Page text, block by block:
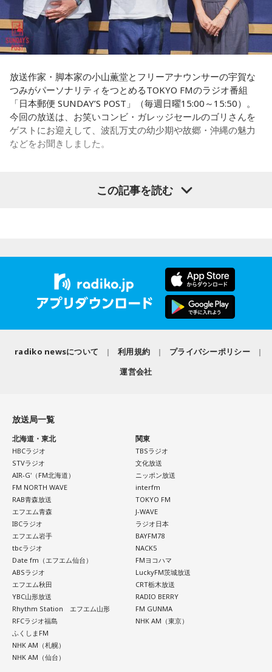
りも発言力がある人です」
長野「はい」
常井 「中には、かつての野中広務さんや森山𥙿さんのように
50を過ぎてから国政に進んだドンもいる。ではどういった状
況がそろうとドンが生まれるか。第1の条件は、圧倒的な他薦
です。藏内さんって県議10期。40年近く県議会にいるわけで
す」
「どの知事、どの県庁幹部よりも古株になります。議会
人、教職員、警察署員といった地方公務員の人事にも影響力
を発揮することがあります」
長野「はい」
「人事の季節になるとドンの自宅に行列ができる、と言
われるんですね。別の地域で聴いた話ですが、ドンの家に入
そのままスーッと返す。返された側は帰りがけ、広いお庭の
中にあるお社に両手を合わせ、賽銭箱に封筒を置いていく、
と。こういう逸話がまことしやかに語られること自体が、ド
ンの権力を大きくしているんですね。直接、命令しなくても
周りが勝手に忖度して動く、というのがドンの世界です」
長野「こういうドンが全国にいる、というわけですね」
常井「福岡って大物議員がたくさんいました。その中で藏内
さんはどういう位置づけか。麻生さん、武田さん、かつては
古賀誠さん、山崎拓さん、村上正邦さん、といった方も。大
物が同じ県内にたくさんいることが、ドンを生み出す第2の条
件です」
長野「はい」
放送作家・脚本家の小山薫堂とフリーアナウンサーの宇賀な
つみがパーソナリティをつとめるTOKYO FMのラジオ番組
「日本郵便 SUNDAY’S POST」（毎週日曜15:00～15:50）。
今回の放送は、お笑いコンビ・ガレッジセールのゴリさんを
ゲストにお迎えして、波乱万丈の幼少期や故郷・沖縄の魅力
などをお聞きしました。
（左から）パーソナリティの小山薫堂、ゴリさん、宇賀なつ
ゴリさんは、1972年沖縄県那覇市生まれ。沖縄の本土復帰か
らわずか1週間後に生まれた“復帰っ子”です。1995年に中学時
代の同級生・川田広樹さんとガレッジセールを結成し、バラ
エティ番組などで人気を集めました。2006年からは映画監督
督協会新人賞を受賞しました。また、「おきなわ新喜劇」の
沖縄の魅力を発信し続けています。
われている」と話すゴリさん。両親からは、復帰直後の沖縄
ちました。なかでも「『円になったほうがお金が減る』と文
句を言っていた」というエピソードは、当時ならではの出来
事として印象に残っているそうです。
小学生の頃に、「旅行に行こう」と言われて沖縄を離れ、大
阪へ。しかし翌朝、父親の姿はなく、「今日からおじさんと
おばさんと暮らすんだよ」と告げられます。「映画みたいな
嘘みたいな話で」と振り返るように、突然始まった新生活に
戸惑い、転校先でも誰とも話せない日々が続きました。
孤独を感じるなかで、「何かしなきゃ」との思いから、クラ
スの人気者の行動を観察。「面白いことをやると人が集ま
る」という気づきを得て、掃除の時間に机の上で松田聖子さ
んの「青い珊瑚礁」を歌いながら一発芸を披露。最初は教室
が静まり返ったものの、その後は「あんなに無口だった転校
生が急に変なことをやり出した」と話題になり、「お前、お
もろいな」「遊ぼうや」と友達の輪が一気に広がったといい
この記事を読む
radiko newsについて 利用規約
プライバシーポリシー
運営会社
放送局一覧
北海道・東北
HBCラジオ
STVラジオ
AIR-G'（FM北海道）
FM NORTH WAVE
RAB青森放送
エフエム青森
IBCラジオ
エフエム岩手
tbcラジオ
Date fm（エフエム仙台）
ABSラジオ
エフエム秋田
YBC山形放送
Rhythm Station エフエム山形
RFCラジオ福島
ふくしまFM
NHK AM（札幌）
NHK AM（仙台）
関東
TBSラジオ
文化放送
ニッポン放送
interfm
TOKYO FM
J-WAVE
ラジオ日本
BAYFM78
NACK5
FMヨコハマ
LuckyFM茨城放送
CRT栃木放送
RADIO BERRY
FM GUNMA
NHK AM（東京）